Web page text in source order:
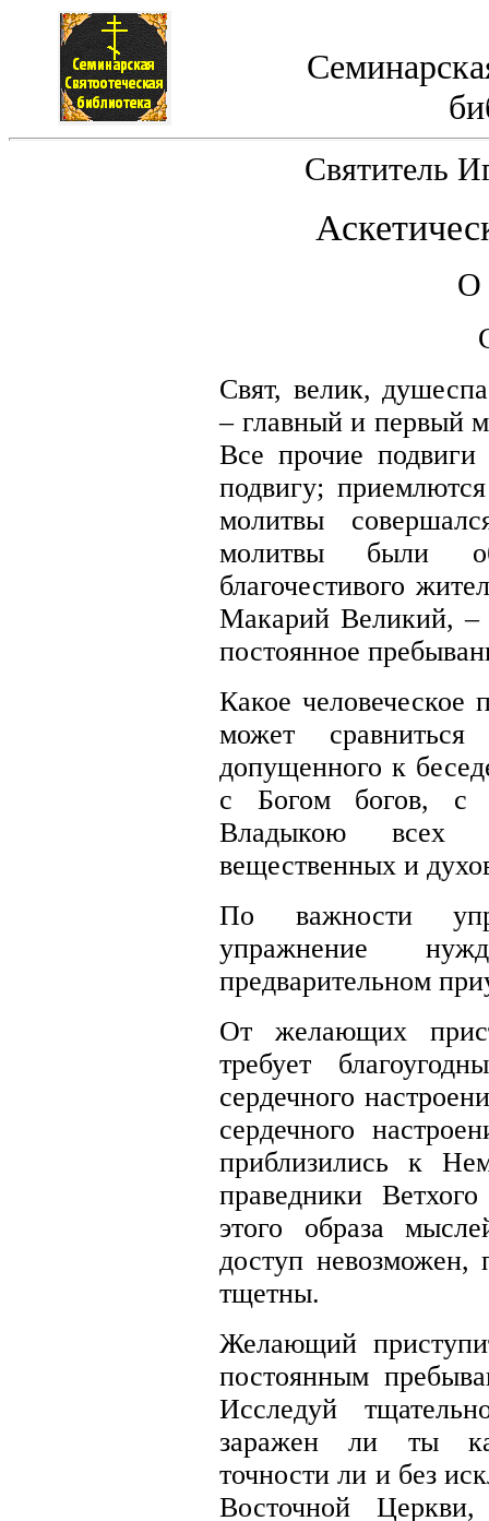
Святитель
О
Свят, велик,
– главный и первый
Все прочие
подвигу;
молитвы
молитвы были
благочестивого
Макарий Великий, –
постоянное
Какое
может
допущенного к
с Богом богов, с
Владыкою всех
вещественных и
По важности
упражнение
предварительном
От желающих
требует
сердечного
сердечного
приблизились к
праведники
этого образа
доступ
тщетны.
Желающий
постоянным
Исследуй
заражен ли ты
точности ли и без
Восточной